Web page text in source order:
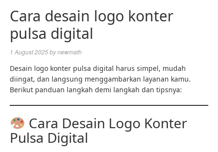
Cara desain logo konter
pulsa digital
1 August 2025bynewmath
Desain logo konter pulsa digital harus simpel, mudah
diingat, dan langsung menggambarkan layanan kamu.
Berikut panduan langkah demi langkah dan tipsnya:
Cara Desain Logo Konter
Pulsa Digital